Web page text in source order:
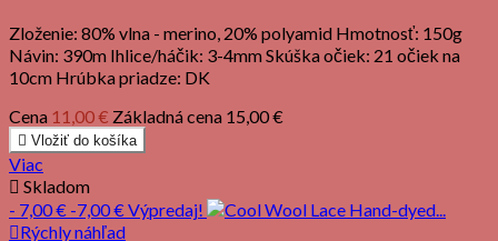
Zloženie: 80% vlna - merino, 20% polyamid Hmotnosť: 150g
Návin: 390m Ihlice/háčik: 3-4mm Skúška očiek: 21 očiek na
10cm Hrúbka priadze: DK
Cena 11,00 € Základná cena 15,00 €
 Vložiť do košíka
Viac
 Skladom
- 7,00 € -7,00 €Výpredaj!
Rýchly náhľad